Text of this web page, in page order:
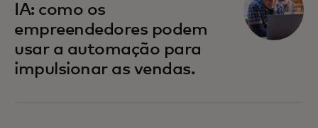
IA: como os
empreendedores podem
usar a automação para
impulsionar as vendas.